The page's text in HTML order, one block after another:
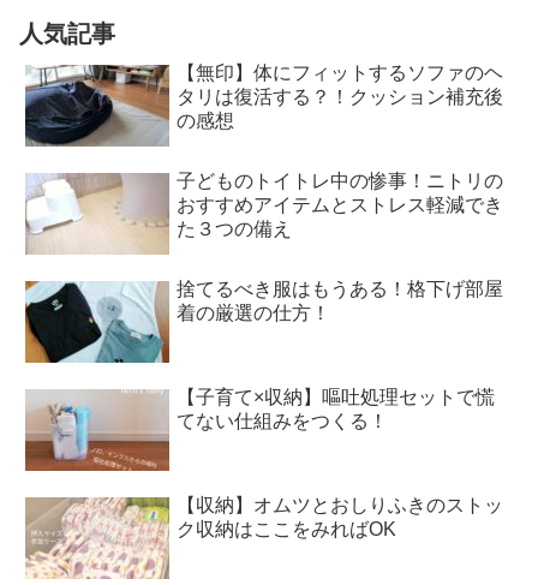
人気記事
【無印】体にフィットするソファのヘ
タリは復活する？！クッション補充後
の感想
子どものトイトレ中の惨事！ニトリの
おすすめアイテムとストレス軽減でき
た３つの備え
捨てるべき服はもうある！格下げ部屋
着の厳選の仕方！
【子育て×収納】嘔吐処理セットで慌
てない仕組みをつくる！
【収納】オムツとおしりふきのストッ
ク収納はここをみればOK